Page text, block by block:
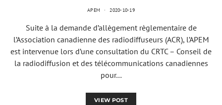
APEM 2020-10-19
Suite à la demande d’allègement règlementaire de
l’Association canadienne des radiodiffuseurs (ACR), l’APEM
est intervenue lors d’une consultation du CRTC – Conseil de
la radiodiffusion et des télécommunications canadiennes
pour…
VIEW POST